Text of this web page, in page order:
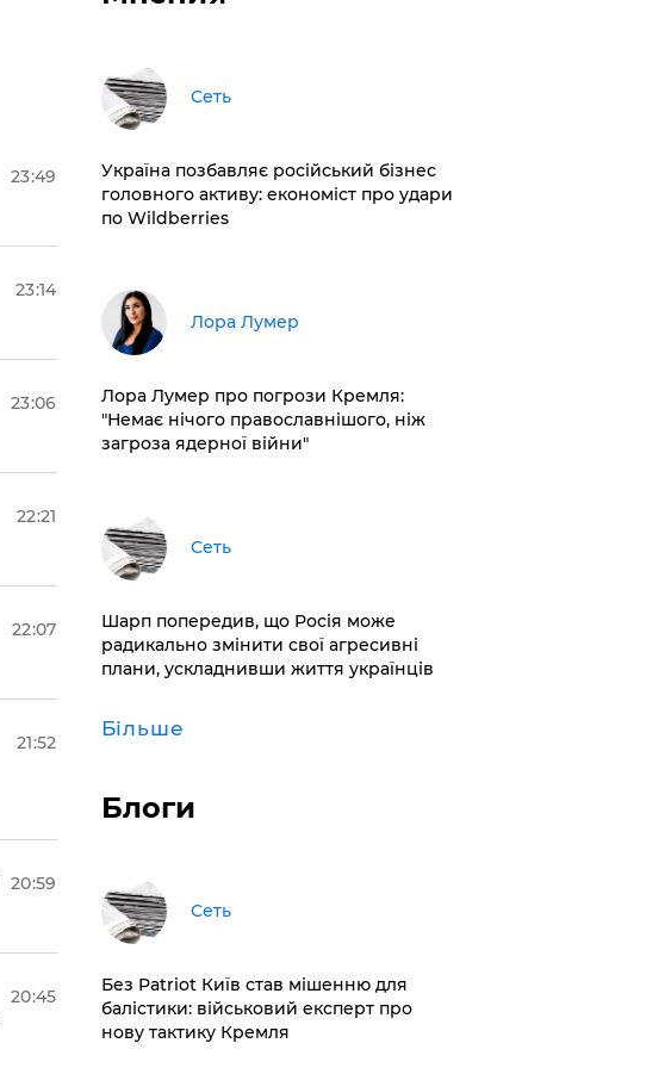
23:49
23:14
23:06
22:21
22:07
21:52
20:59
20:45
Сеть
​Україна позбавляє російський бізнес
головного активу: економіст про удари
по Wildberries
​Лора Лумер
Лора Лумер про погрози Кремля:
"Немає нічого православнішого, ніж
загроза ядерної війни"
Сеть
​Шарп попередив, що Росія може
радикально змінити свої агресивні
плани, ускладнивши життя українців
Більше
Блоги
Сеть
​Без Patriot Київ став мішенню для
балістики: військовий експерт про
нову тактику Кремля